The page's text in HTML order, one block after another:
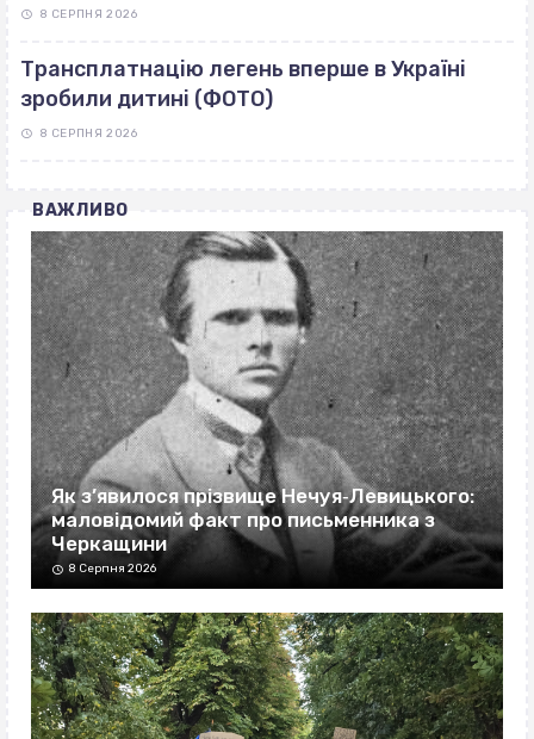
8 СЕРПНЯ 2026
Трансплатнацію легень вперше в Україні
зробили дитині (ФОТО)
8 СЕРПНЯ 2026
ВАЖЛИВО
Як з’явилося прізвище Нечуя‐Левицького:
маловідомий факт про письменника з
Черкащини
8 Серпня 2026